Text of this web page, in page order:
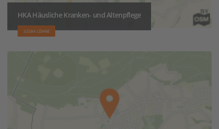
HKA Häusliche Kranken- und Altenpflege
32584 LÖHNE